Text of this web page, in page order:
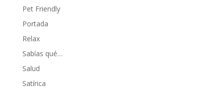
Pet Friendly
Portada
Relax
Sabías qué…
Salud
Satírica